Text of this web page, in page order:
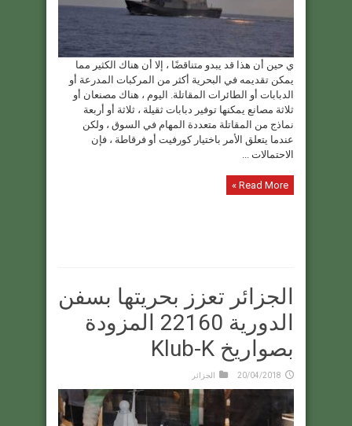
ي حين أن هذا قد يبدو متناقضًا ، إلا أن هناك الكثير مما
يمكن تقديمه في البحرية أكثر من المركبات المدرعة أو
الدبابات أو الطائرات المقاتلة. اليوم ، هناك مصنعان أو
ثلاثة مصانع يمكنها توفير دبابات ثقيلة ، ثلاثة أو أربعة
نماذج من المقاتلة متعددة المهام في السوق ، ولكن
عندما يتعلق الأمر باختيار كورفيت أو فرقاطة ، فإن
الاحتمالات ...
Read More »
الجزائر تعزز بحريتها بسفن
الدورية 22160 المزودة
بصواريخ Klub-K
20/04/2018 الجزائر